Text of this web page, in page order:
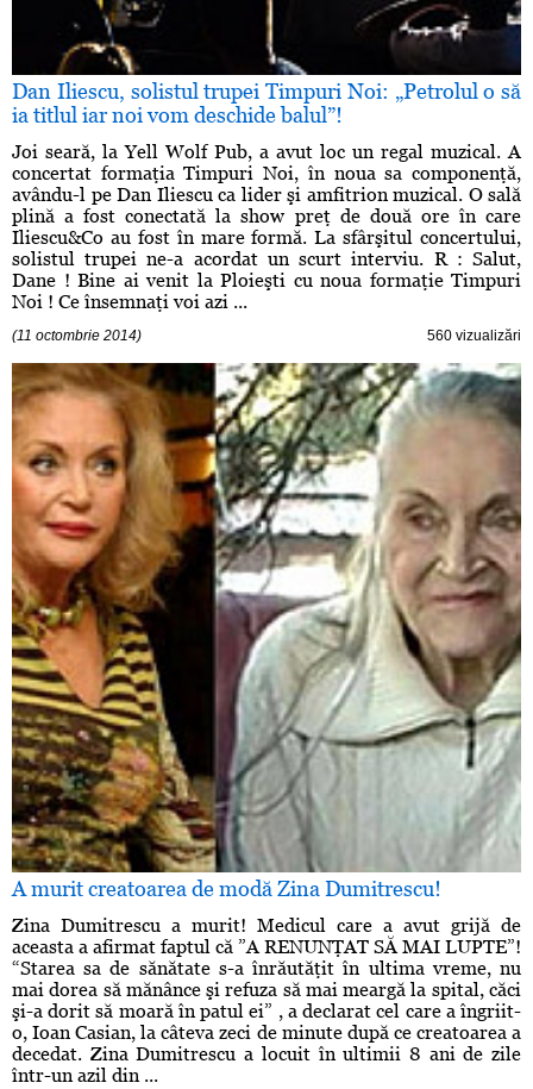
Dan Iliescu, solistul trupei Timpuri Noi: „Petrolul o să
ia titlul iar noi vom deschide balul”!
Joi seară, la Yell Wolf Pub, a avut loc un regal muzical. A
concertat formaţia Timpuri Noi, în noua sa componenţă,
avându-l pe Dan Iliescu ca lider şi amfitrion muzical. O sală
plină a fost conectată la show preţ de două ore în care
Iliescu&Co au fost în mare formă. La sfârşitul concertului,
solistul trupei ne-a acordat un scurt interviu. R : Salut,
Dane ! Bine ai venit la Ploieşti cu noua formaţie Timpuri
Noi ! Ce însemnaţi voi azi ...
(11 octombrie 2014) 560 vizualizări
A murit creatoarea de modă Zina Dumitrescu!
Zina Dumitrescu a murit! Medicul care a avut grijă de
aceasta a afirmat faptul că ”A RENUNŢAT SĂ MAI LUPTE”!
“Starea sa de sănătate s-a înrăutăţit în ultima vreme, nu
mai dorea să mănânce şi refuza să mai meargă la spital, căci
şi-a dorit să moară în patul ei” , a declarat cel care a îngriit-
o, Ioan Casian, la câteva zeci de minute după ce creatoarea a
decedat. Zina Dumitrescu a locuit în ultimii 8 ani de zile
într-un azil din ...